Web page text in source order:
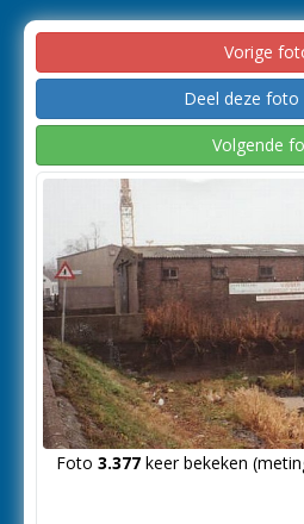
Vorige
Deel deze foto
Volgende
Foto 3.377keer bekeken